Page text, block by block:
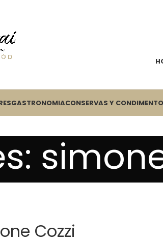
GASTRONOMIACONSERVAS Y
Cozzi